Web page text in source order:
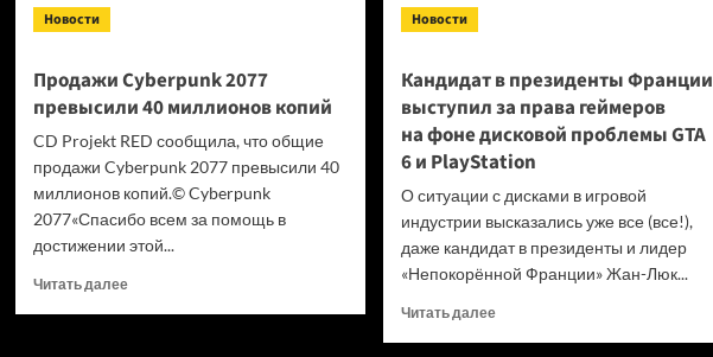
Новости
Продажи Cyberpunk 2077
превысили 40 миллионов копий
CD Projekt RED сообщила, что общие
продажи Cyberpunk 2077 превысили 40
миллионов копий.© Cyberpunk
2077«Спасибо всем за помощь в
достижении этой...
Читать далееПрочитать
Новости
Кандидат в президенты Франции
выступил за права геймеров
на фоне дисковой проблемы GTA
6 и PlayStation
О ситуации с дисками в игровой
индустрии высказались уже все (все!),
даже кандидат в президенты и лидер
«Непокорённой Франции» Жан-Люк...
Читать далееПрочитать